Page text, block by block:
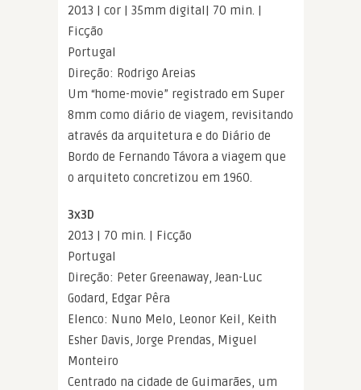
2013 | cor | 35mm digital| 70 min. |
Ficção
Portugal
Direção: Rodrigo Areias
Um “home-movie” registrado em Super
8mm como diário de viagem, revisitando
através da arquitetura e do Diário de
Bordo de Fernando Távora a viagem que
o arquiteto concretizou em 1960.
3x3D
2013 | 70 min. | Ficção
Portugal
Direção: Peter Greenaway, Jean-Luc
Godard, Edgar Pêra
Elenco: Nuno Melo, Leonor Keil, Keith
Esher Davis, Jorge Prendas, Miguel
Monteiro
Centrado na cidade de Guimarães, um